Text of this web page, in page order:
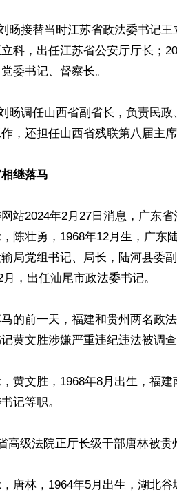
旸接替当时江苏省政法委书记
科，出任江苏省公安厅厅长；
委书记、督察长。
旸调任山西省副省长，负责民
，还担任山西省残联第八届主席
继落马
站2024年2月27日消息，广东
陈壮勇，1968年12月生，广东
局党组书记、局长，陆河县委
，出任汕尾市政法委书记。
的前一天，福建和贵州两名政
黄文胜涉嫌严重违纪违法被调查
黄文胜，1968年8月出生，福
记等职。
高级法院正厅长级干部唐林被贵
唐林，1964年5月出生，湖北